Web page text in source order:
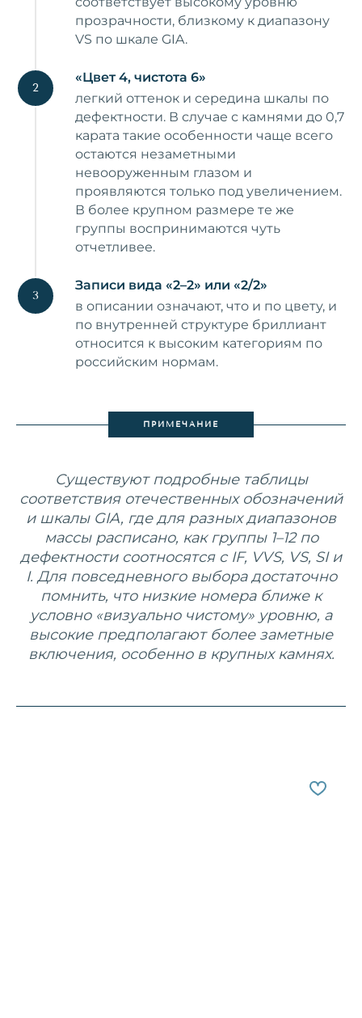
прозрачности, близкому к диапазону
VS по шкале GIA.
«Цвет 4, чистота 6»
легкий оттенок и середина шкалы по
дефектности. В случае с камнями до 0,7
карата такие особенности чаще всего
остаются незаметными
невооруженным глазом и
проявляются только под увеличением.
В более крупном размере те же
группы воспринимаются чуть
отчетливее.
Записи вида «2–2» или «2/2»
в описании означают, что и по цвету, и
по внутренней структуре бриллиант
относится к высоким категориям по
российским нормам.
ПРИМЕЧАНИЕ
Существуют подробные таблицы
соответствия отечественных обозначений
и шкалы GIA, где для разных диапазонов
массы расписано, как группы 1–12 по
дефектности соотносятся с IF, VVS, VS, SI и
I. Для повседневного выбора достаточно
помнить, что низкие номера ближе к
условно «визуально чистому» уровню, а
высокие предполагают более заметные
включения, особенно в крупных камнях.